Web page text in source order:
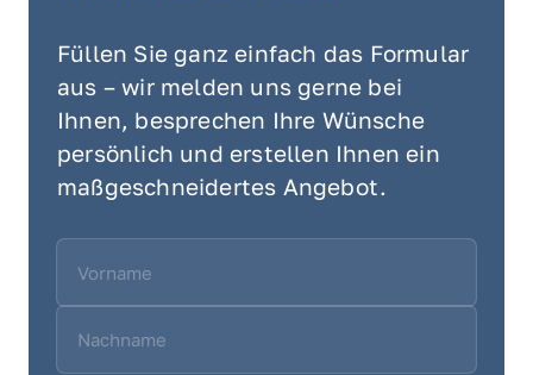
Füllen Sie ganz einfach das Formular
aus – wir melden uns gerne bei
Ihnen, besprechen Ihre Wünsche
persönlich und erstellen Ihnen ein
maßgeschneidertes Angebot.